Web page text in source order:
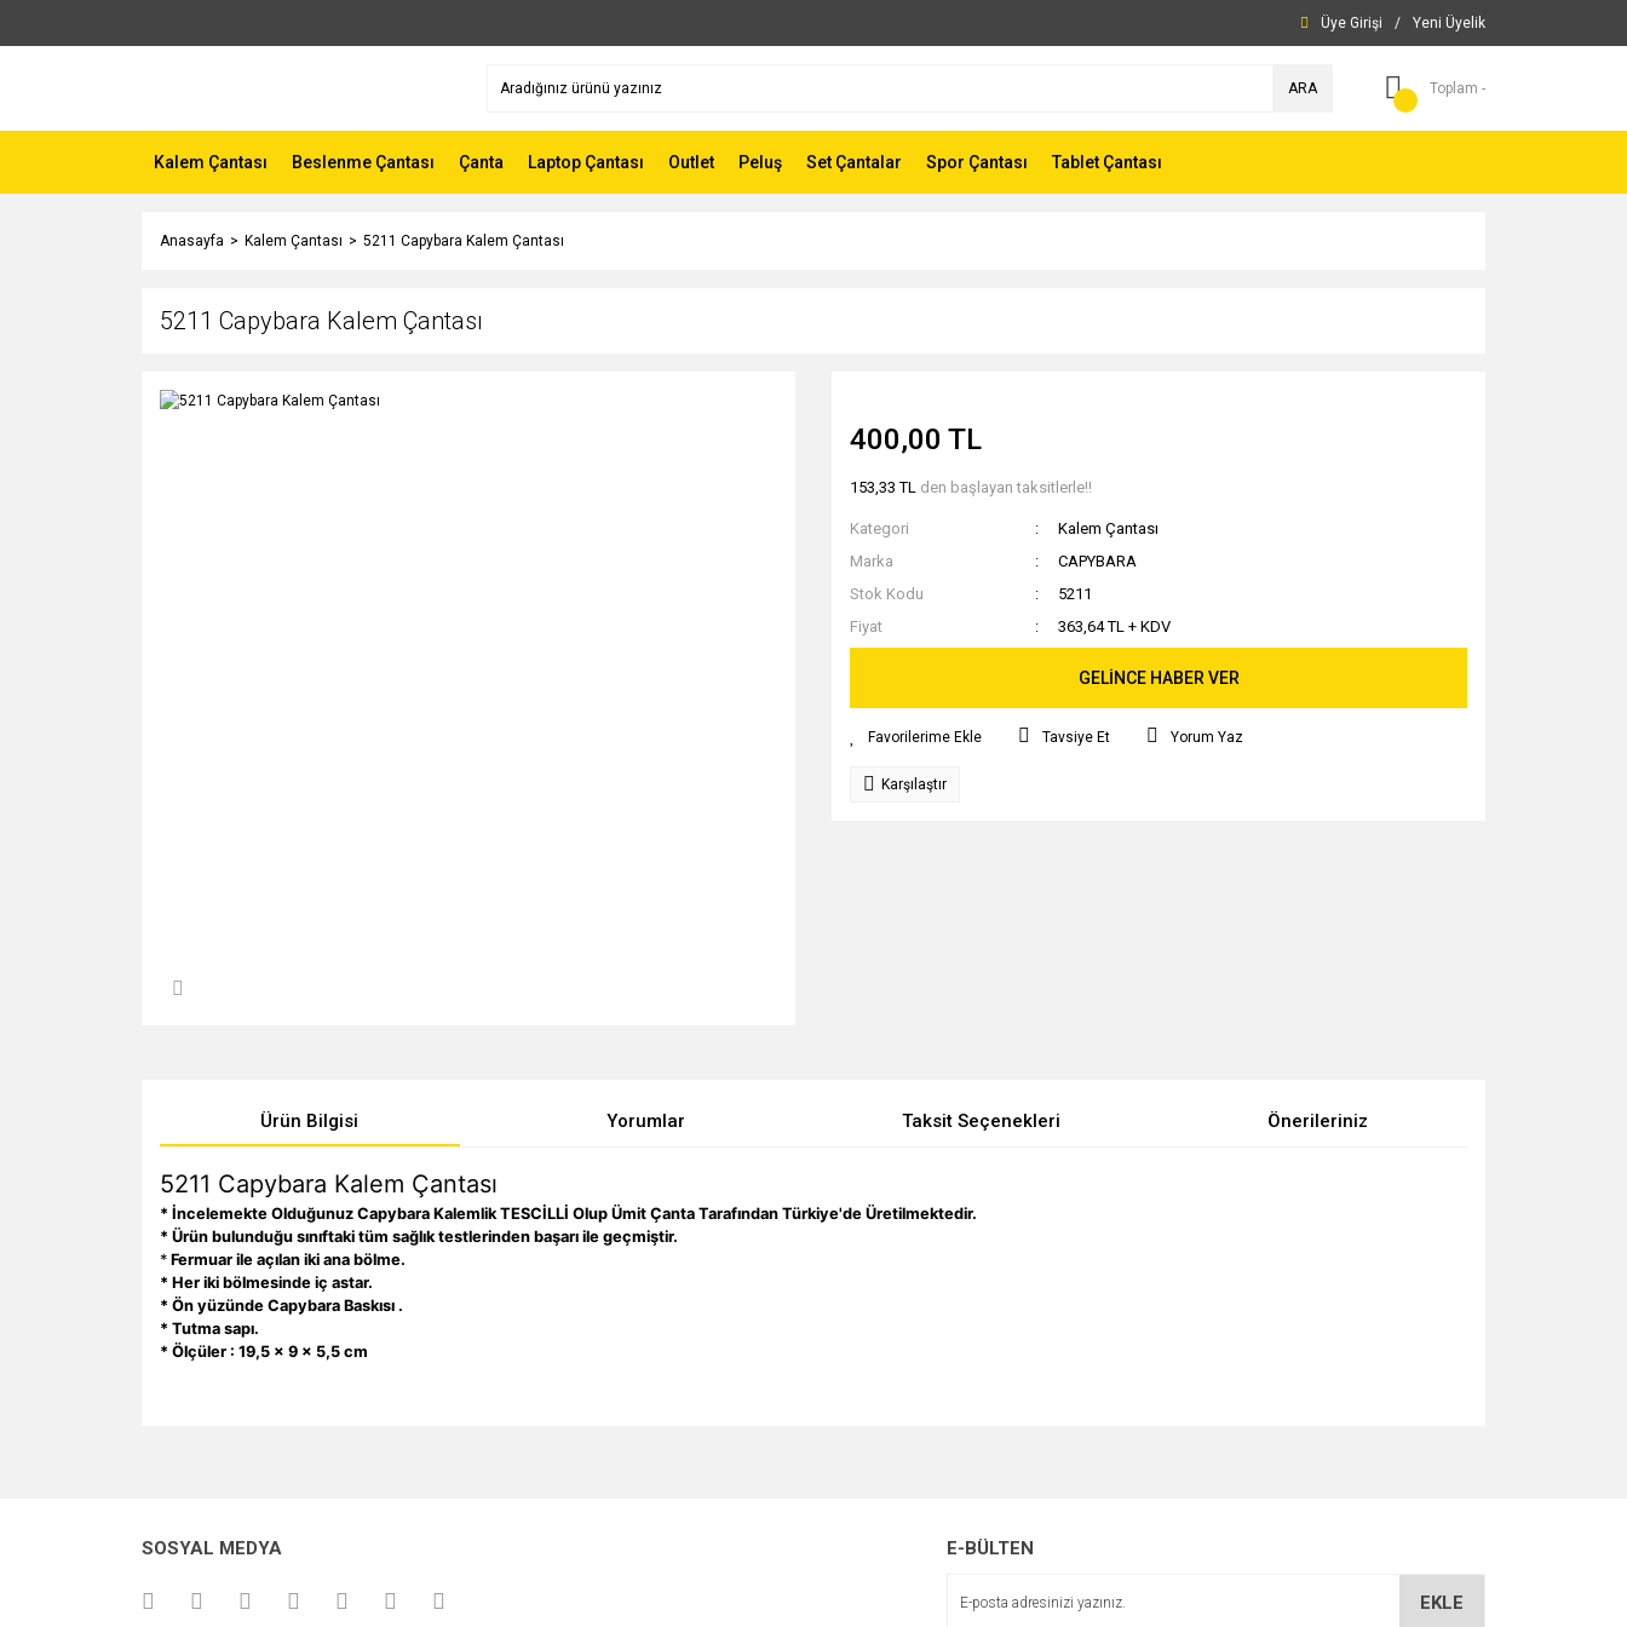
Üye Girişi / Yeni Üyelik
ARA Toplam -
Kalem Çantası Beslenme Çantası Çanta Laptop Çantası Outlet Peluş Set Çantalar Spor Çantası Tablet Çantası
Anasayfa Kalem Çantası 5211 Capybara Kalem Çantası
5211 Capybara Kalem Çantası
400,00 TL
153,33 TL den başlayan taksitlerle!!
Kategori
Kalem Çantası
Marka
CAPYBARA
Stok Kodu
5211
Fiyat
363,64 TL + KDV
GELİNCE HABER VER
Tavsiye Et Yorum Yaz
Karşılaştır
Ürün Bilgisi Yorumlar Taksit Seçenekleri Önerileriniz
5211 Capybara Kalem Çantası
* İncelemekte Olduğunuz Capybara Kalemlik TESCİLLİ Olup Ümit Çanta Tarafından Türkiye'de Üretilmektedir.
* Ürün bulunduğu sınıftaki tüm sağlık testlerinden başarı ile geçmiştir.
* Fermuar ile açılan iki ana bölme.
* Her iki bölmesinde iç astar.
* Ön yüzünde Capybara Baskısı .
* Tutma sapı.
* Ölçüler : 19,5 x 9 x 5,5 cm
Ürün açıklamasında eksik bilgiler bulunuyor.
SOSYAL MEDYA E-BÜLTEN
EKLE